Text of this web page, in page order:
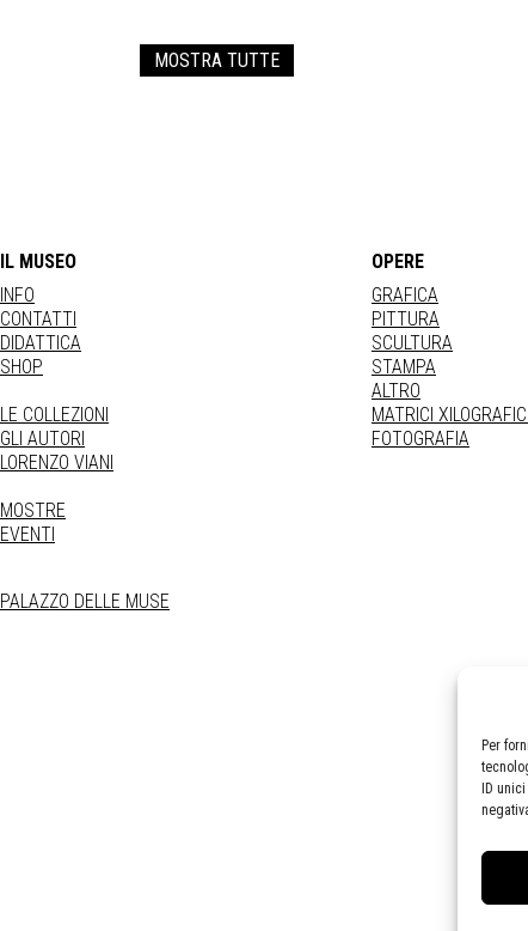
Per
ID
MOSTRA TUTTE
IL MUSEO
INFO
CONTATTI
DIDATTICA
SHOP
LE COLLEZIONI
GLI AUTORI
LORENZO VIANI
MOSTRE
EVENTI
PALAZZO DELLE MUSE
OPERE
GRAFICA
PITTURA
SCULTURA
STAMPA
ALTRO
MATRICI
FOTOGRAFIA